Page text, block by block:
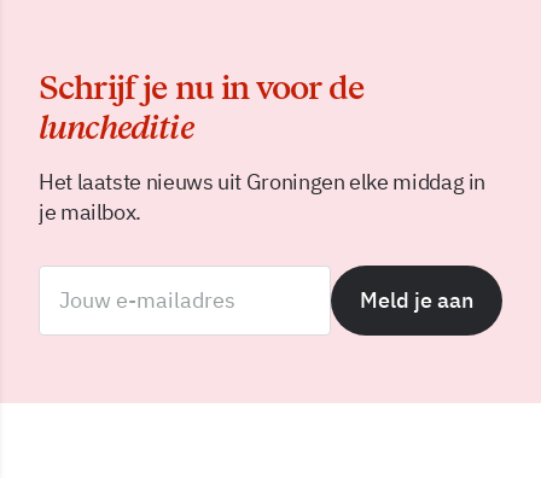
Schrijf je nu in voor de
luncheditie
Het laatste nieuws uit Groningen elke middag in
je mailbox.
Meld je aan